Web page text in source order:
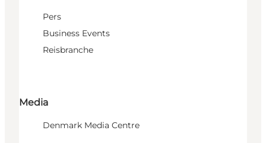
Pers
Business Events
Reisbranche
Media
Denmark Media Centre